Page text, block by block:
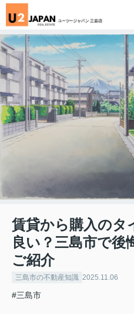
賃貸から購入のタ
良い？三島市で後
ご紹介
三島市の不動産知識 2025.11.06
#三島市